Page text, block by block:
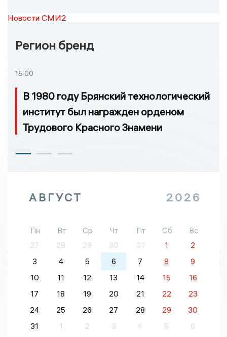
Новости СМИ2
Регион бренд
15:00
В 1980 году Брянский технологический
институт был награжден орденом
Трудового Красного Знамени
АВГУСТ 2026
Пн Вт Ср Чт Пт Сб
Вс
27
28 29 30 31 1
2
3
4 5 6 7 8
9
10
11 12 13 14 15
16
17
18 19 20 21 22
23
24
25 26 27 28 29
30
31
1 2 3 4 5 6